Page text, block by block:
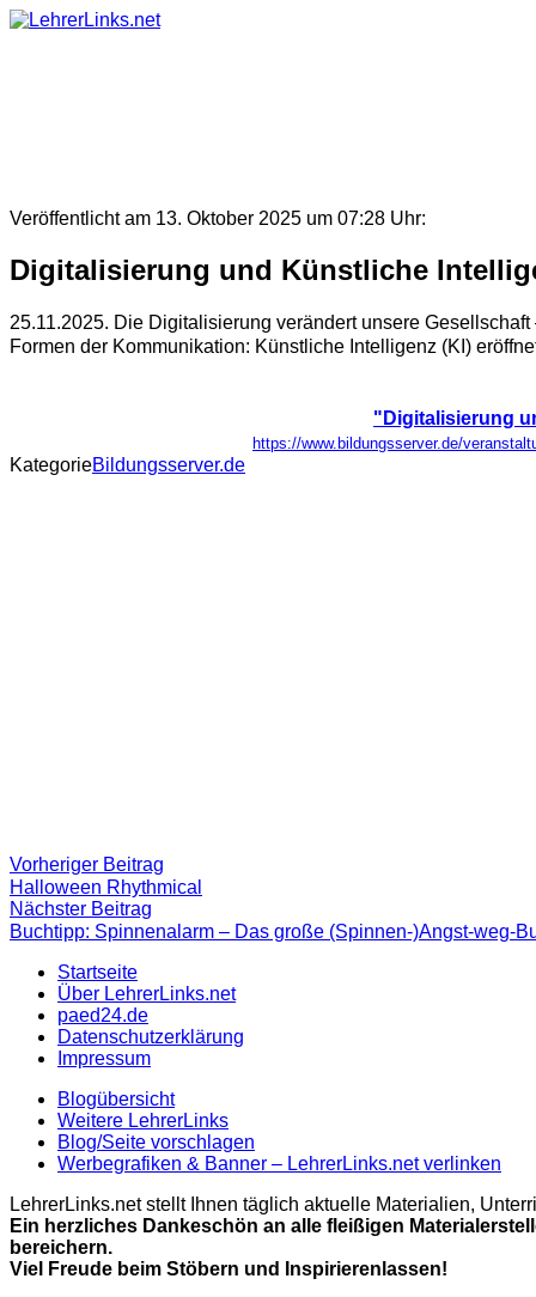
Skip
Veröffentlicht am 13. Oktober 2025 um 07:28 Uhr:
Digitalisierung und Künstliche
25.11.2025. Die Digitalisierung verändert unsere
Formen der Kommunikation: Künstliche Intelligenz (KI)
"Digitalisierung
https://www.bildungsserver.de/
KategorieBildungsserver.de
Beitragsnavigation
Vorheriger Beitrag
Beitrag:
Halloween Rhythmical
Nächster Beitrag
Beitrag
Buchtipp: Spinnenalarm – Das große (Spinnen-)Angst-weg-
Startseite
Über LehrerLinks.net
paed24.de
Datenschutzerklärung
Impressum
Blogübersicht
Weitere LehrerLinks
Blog/Seite vorschlagen
Werbegrafiken & Banner – LehrerLinks.net verlinken
LehrerLinks.net stellt Ihnen täglich aktuelle Materialien,
Ein herzliches Dankeschön an alle fleißigen
bereichern.
Viel Freude beim Stöbern und Inspirierenlassen!